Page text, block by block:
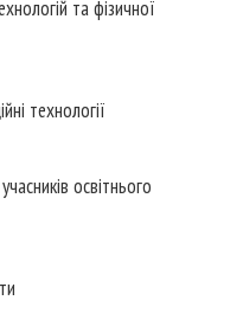
та фізичної
технології
освітнього